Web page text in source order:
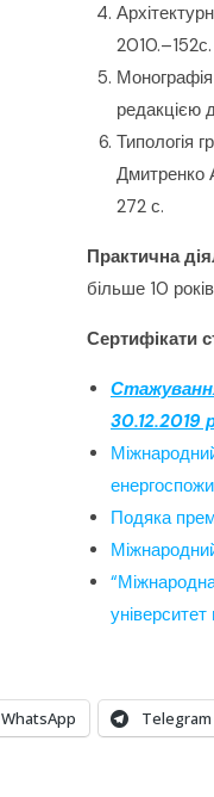
2010.–152с.
редакцією
Типологія
Дмитренко
272 с.
Практична
більше 10
Сертифікати
30.12.2019
Подяка
WhatsApp Telegram